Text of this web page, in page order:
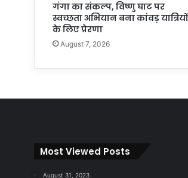
गंगा का संकल्प, विष्णु घाट पर
स्वच्छता अभियान बना कांवड़ यात्रियों
के लिए प्रेरणा
August 7, 2026
Most Viewed Posts
August 31, 2023